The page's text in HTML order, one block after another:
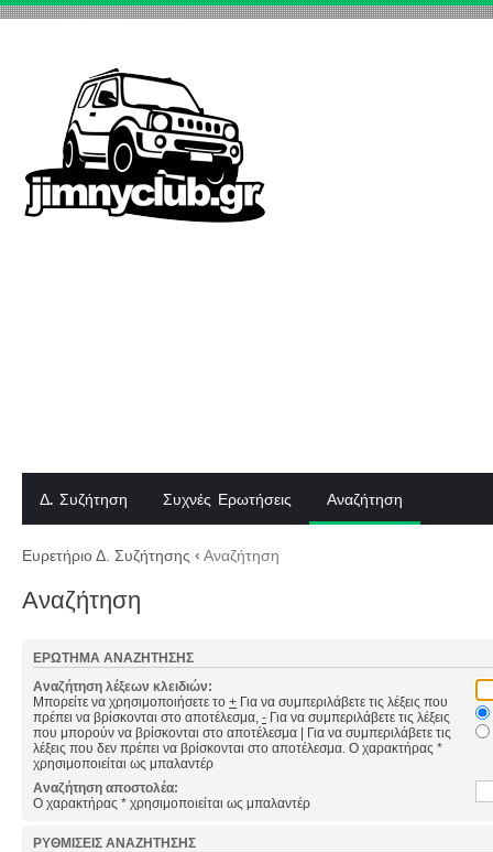
Δ. Συζήτηση Συχνές Ερωτήσεις Αναζήτηση
Ευρετήριο Δ. Συζήτησης ‹ Αναζήτηση
Αναζήτηση
ΕΡΏΤΗΜΑ ΑΝΑΖΉΤΗΣΗΣ
Αναζήτηση λέξεων κλειδιών:
Μπορείτε να χρησιμοποιήσετε το + Για να συμπεριλάβετε τις λέξεις που
πρέπει να βρίσκονται στο αποτέλεσμα, - Για να συμπεριλάβετε τις λέξεις
που μπορούν να βρίσκονται στο αποτέλεσμα | Για να συμπεριλάβετε τις
λέξεις που δεν πρέπει να βρίσκονται στο αποτέλεσμα. Ο χαρακτήρας *
χρησιμοποιείται ως μπαλαντέρ
Αναζήτηση αποστολέα:
Ο χαρακτήρας * χρησιμοποιείται ως μπαλαντέρ
ΡΥΘΜΊΣΕΙΣ ΑΝΑΖΉΤΗΣΗΣ